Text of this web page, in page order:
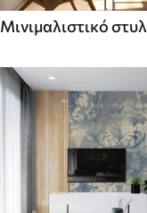
Μινιμαλιστικό στυλ